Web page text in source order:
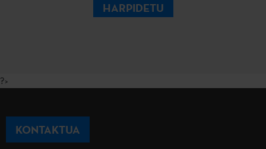
HARPIDETU
?>
KONTAKTUA